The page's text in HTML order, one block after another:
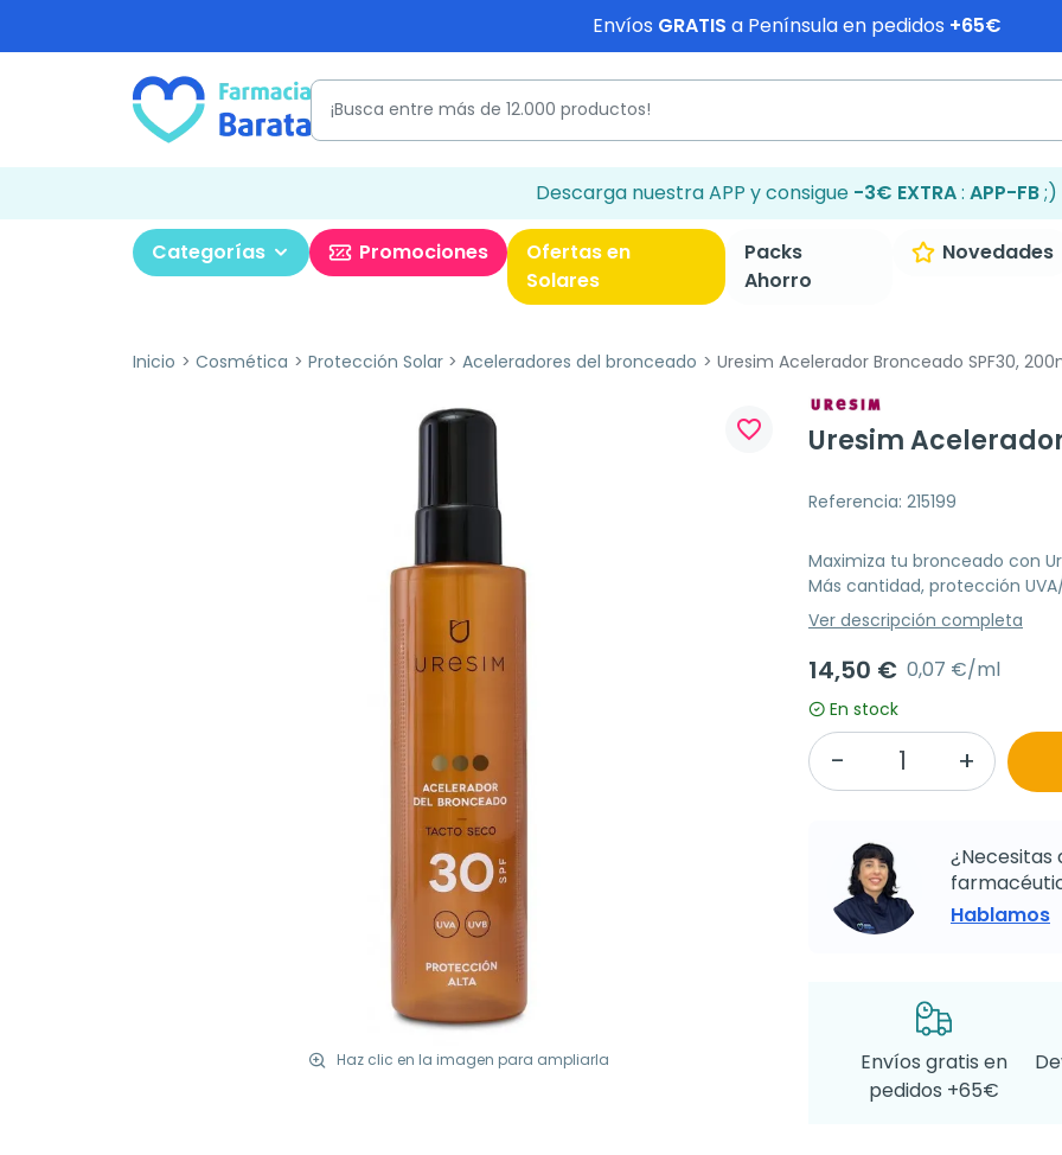
Envíos GRATIS a Península en pedidos +65€
Descarga nuestra APP y consigue -3€ EXTRA: APP-FB;)
Categorías Promociones
Ofertas en
Solares
Packs
Ahorro
Novedades
Inicio Cosmética Protección Solar Aceleradores del bronceado Uresim Acelerador Bronceado SPF30,
Haz clic en la imagen para ampliarla
favorite_border Uresim
Referencia: 215199
Maximiza tu bronceado con
Más cantidad, protección
Ver descripción completa
14,50 € 0,07 €/ml
En stock
¿Necesitas
Hablamos
Envíos gratis en
pedidos +65€